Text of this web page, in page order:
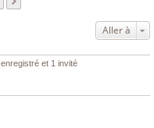
Aller à
et 1 invité